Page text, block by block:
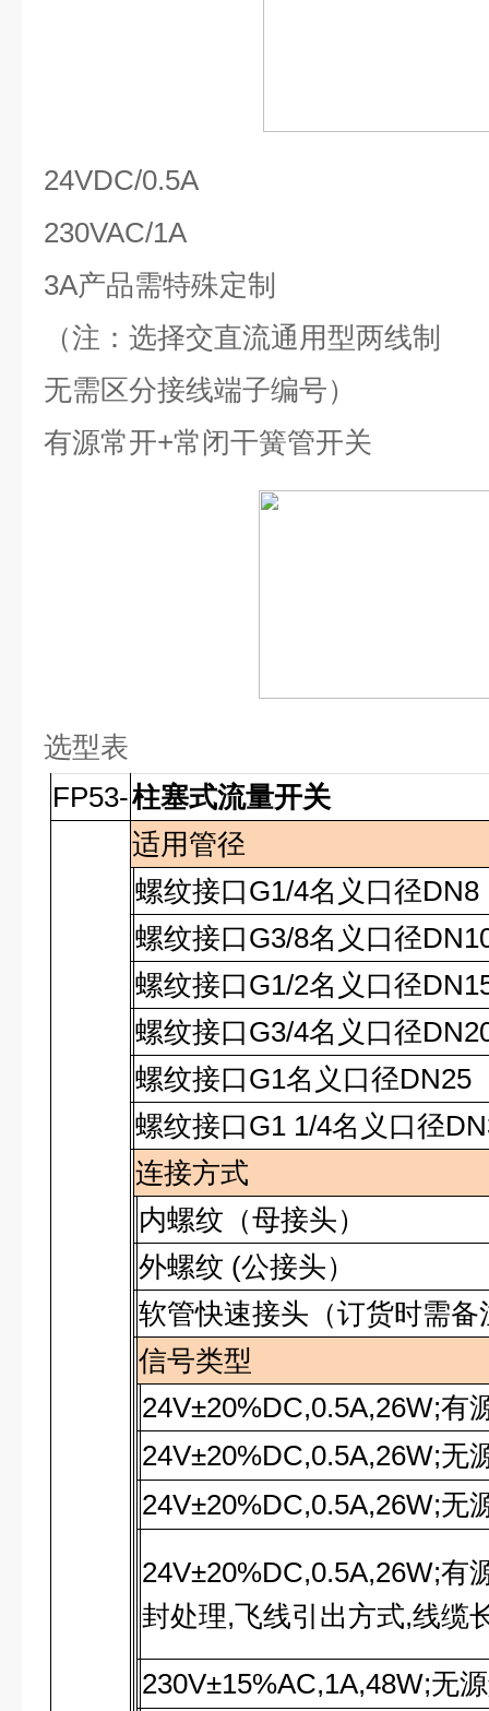
24VDC/0.5A
230VAC/1A
3A产品需特殊定制
（注：选择交直流通用型两线制
无需区分接线端子编号）
有源常开+常闭干簧管开关
选型表
FP53-柱塞式流量开关
适用管径
螺纹接口G1/4名义口径DN8
螺纹接口G3/8名义口径
螺纹接口G1/2名义口径
螺纹接口G3/4名义口径
螺纹接口G1名义口径DN25
螺纹接口G1 1/4名义口径
连接方式
内螺纹（母接头）
外螺纹 (公接头）
软管快速接头（订货时需
信号类型
24V±20%DC,0.5A,26W;有
24V±20%DC,0.5A,26W;无
24V±20%DC,0.5A,26W;无
24V±20%DC,0.5A,26W;有
封处理,飞线引出方式,线缆
230V±15%AC,1A,48W;无